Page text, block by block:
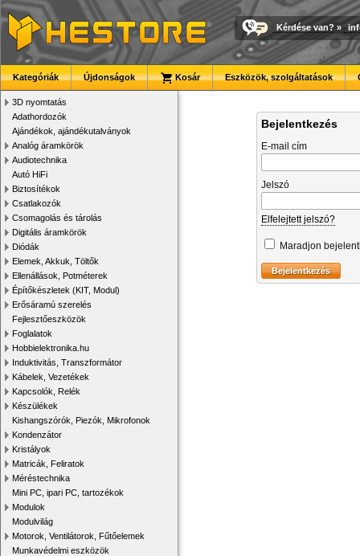
Kérdése van? »
Kategóriák Újdonságok Kosár Eszközök, szolgáltatások
3D nyomtatás
Adathordozók
Ajándékok, ajándékutalványok
Analóg áramkörök
Audiotechnika
Autó HiFi
Biztosítékok
Csatlakozók
Csomagolás és tárolás
Digitális áramkörök
Diódák
Elemek, Akkuk, Töltők
Ellenállások, Potméterek
Építőkészletek (KIT, Modul)
Erősáramú szerelés
Fejlesztőeszközök
Foglalatok
Hobbielektronika.hu
Induktivitás, Transzformátor
Kábelek, Vezetékek
Kapcsolók, Relék
Készülékek
Kishangszórók, Piezók, Mikrofonok
Kondenzátor
Kristályok
Matricák, Feliratok
Méréstechnika
Mini PC, ipari PC, tartozékok
Modulok
Modulvilág
Motorok, Ventilátorok, Fűtőelemek
Munkavédelmi eszközök
Bejelentkezés
E-mail cím
Jelszó
Elfelejtett jelszó?
Maradjon